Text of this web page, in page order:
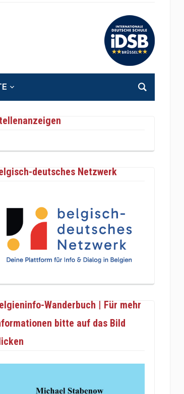
deutsches Netzwerk
Wanderbuch | Für mehr
bitte auf das Bild